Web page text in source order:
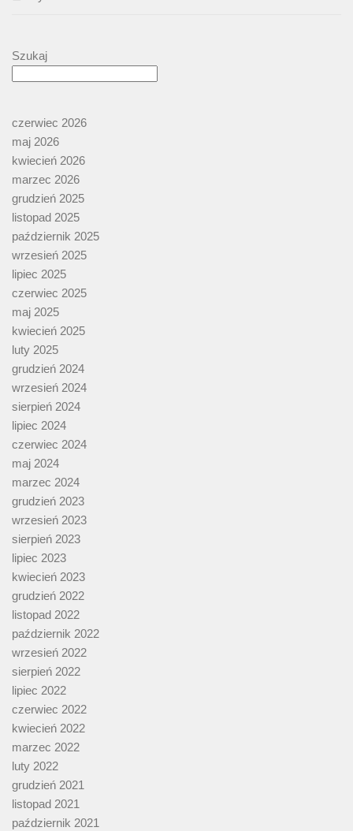
Szukaj
czerwiec 2026
maj 2026
kwiecień 2026
marzec 2026
grudzień 2025
listopad 2025
październik 2025
wrzesień 2025
lipiec 2025
czerwiec 2025
maj 2025
kwiecień 2025
luty 2025
grudzień 2024
wrzesień 2024
sierpień 2024
lipiec 2024
czerwiec 2024
maj 2024
marzec 2024
grudzień 2023
wrzesień 2023
sierpień 2023
lipiec 2023
kwiecień 2023
grudzień 2022
listopad 2022
październik 2022
wrzesień 2022
sierpień 2022
lipiec 2022
czerwiec 2022
kwiecień 2022
marzec 2022
luty 2022
grudzień 2021
listopad 2021
październik 2021